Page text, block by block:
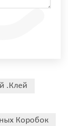
.клей
Коробок